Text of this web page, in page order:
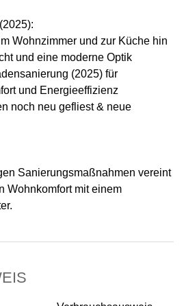
Wohnzimmer und zur Küche hin
und eine moderne Optik
(2025) für
und Energieeffizienz
noch neu gefliest & neue
Sanierungsmaßnahmen vereint
Wohnkomfort mit einem